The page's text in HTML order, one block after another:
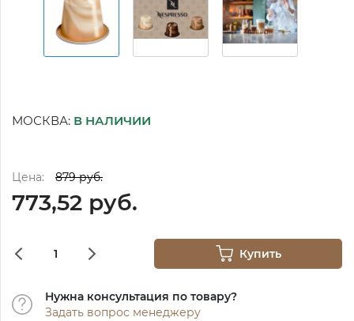
МОСКВА: В НАЛИЧИИ
Цена: 879 руб.
773,52 руб.
Купить
Нужна консультация по товару?
Задать вопрос менеджеру